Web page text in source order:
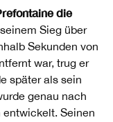
die
Sieg über
Sekunden von
war, trug er
später als sein
genau nach
entwickelt. Seinen